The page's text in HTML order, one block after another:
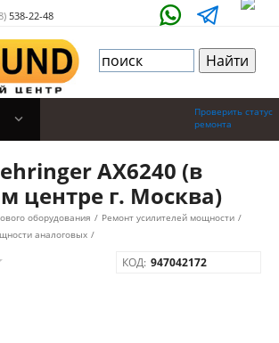
538-22-48
Проверить статус
ремонта
AX6240 (в
центре г. Москва)
оборудования / Ремонт усилителей мощности /
аналоговых /
КОД: 947042172